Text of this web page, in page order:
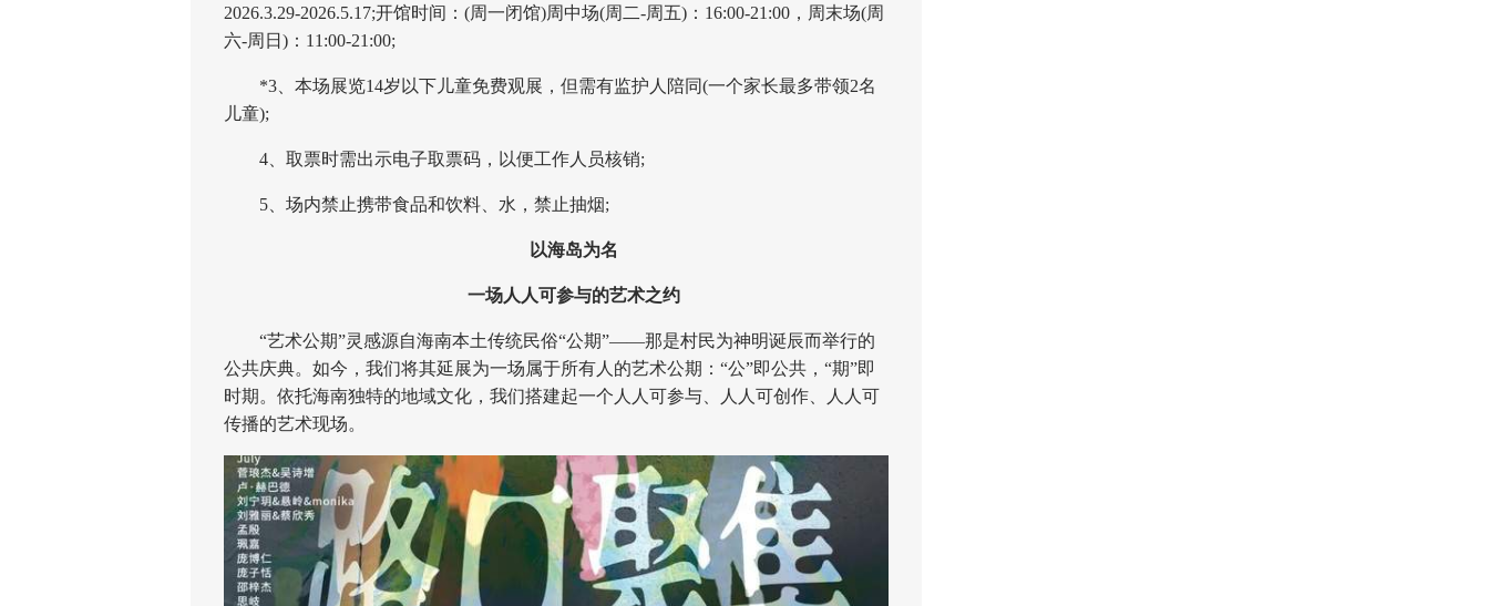
2026.3.29-2026.5.17;开馆时间：(周一闭馆)周中场(周二-周五)：16:00-21:00，周末场(周
六-周日)：11:00-21:00;
*3、本场展览14岁以下儿童免费观展，但需有监护人陪同(一个家长最多带领2名
儿童);
4、取票时需出示电子取票码，以便工作人员核销;
5、场内禁止携带食品和饮料、水，禁止抽烟;
以海岛为名
一场人人可参与的艺术之约
“艺术公期”灵感源自海南本土传统民俗“公期”——那是村民为神明诞辰而举行的
公共庆典。如今，我们将其延展为一场属于所有人的艺术公期：“公”即公共，“期”即
时期。依托海南独特的地域文化，我们搭建起一个人人可参与、人人可创作、人人可
传播的艺术现场。